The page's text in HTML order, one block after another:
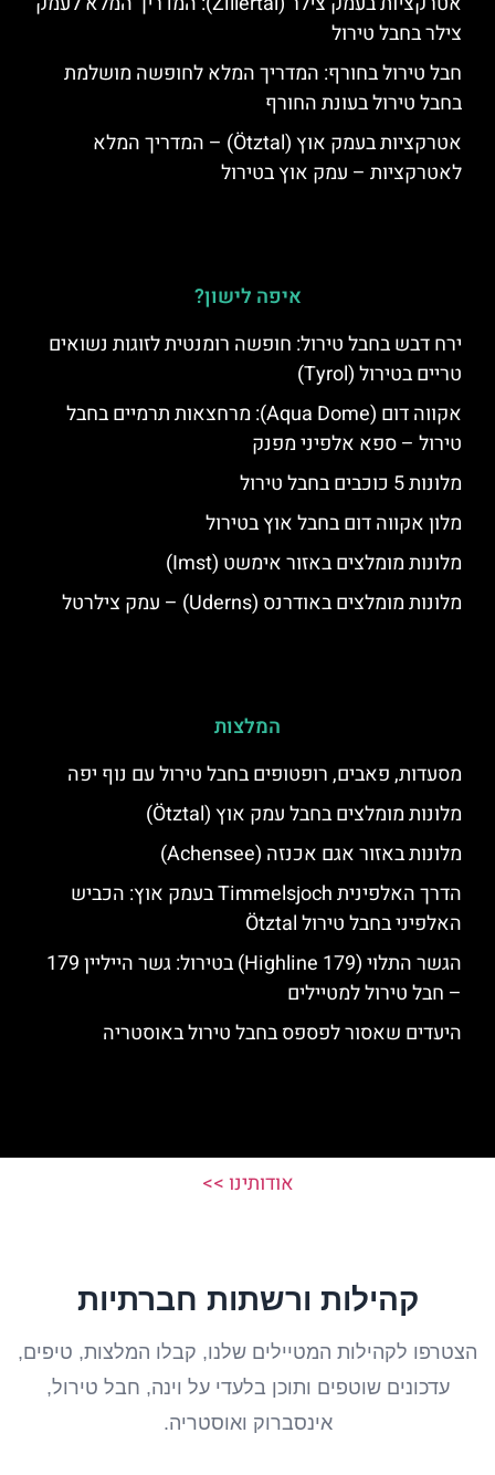
צילר בחבל טירול
חבל טירול בחורף: המדריך המלא לחופשה מושלמת
בחבל טירול בעונת החורף
אטרקציות בעמק אוץ (Ötztal) – המדריך המלא
לאטרקציות – עמק אוץ בטירול
איפה לישון?
ירח דבש בחבל טירול: חופשה רומנטית לזוגות נשואים
טריים בטירול (Tyrol)
אקווה דום (Aqua Dome): מרחצאות תרמיים בחבל
טירול – ספא אלפיני מפנק
מלונות 5 כוכבים בחבל טירול
מלון אקווה דום בחבל אוץ בטירול
מלונות מומלצים באזור אימשט (Imst)
מלונות מומלצים באודרנס (Uderns) – עמק צילרטל
המלצות
מסעדות, פאבים, רופטופים בחבל טירול עם נוף יפה
מלונות מומלצים בחבל עמק אוץ (Ötztal)
מלונות באזור אגם אכנזה (Achensee)
הדרך האלפינית Timmelsjoch בעמק אוץ: הכביש
האלפיני בחבל טירול Ötztal
הגשר התלוי (Highline 179) בטירול: גשר הייליין 179
– חבל טירול למטיילים
היעדים שאסור לפספס בחבל טירול באוסטריה
אודותינו >>
קהילות ורשתות חברתיות
הצטרפו לקהילות המטיילים שלנו, קבלו המלצות, טיפים,
עדכונים שוטפים ותוכן בלעדי על וינה, חבל טירול,
אינסברוק ואוסטריה.